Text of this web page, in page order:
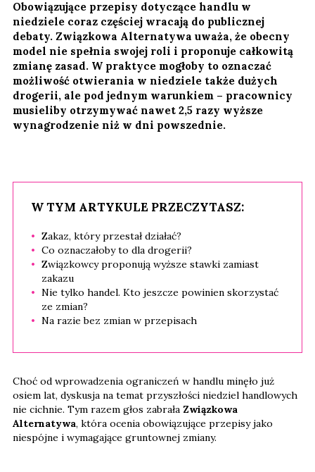
Obowiązujące przepisy dotyczące handlu w
niedziele coraz częściej wracają do publicznej
debaty. Związkowa Alternatywa uważa, że obecny
model nie spełnia swojej roli i proponuje całkowitą
zmianę zasad. W praktyce mogłoby to oznaczać
możliwość otwierania w niedziele także dużych
drogerii, ale pod jednym warunkiem – pracownicy
musieliby otrzymywać nawet 2,5 razy wyższe
wynagrodzenie niż w dni powszednie.
W TYM ARTYKULE PRZECZYTASZ:
Zakaz, który przestał działać?
Co oznaczałoby to dla drogerii?
Związkowcy proponują wyższe stawki zamiast
zakazu
Nie tylko handel. Kto jeszcze powinien skorzystać
ze zmian?
Na razie bez zmian w przepisach
Choć od wprowadzenia ograniczeń w handlu minęło już
osiem lat, dyskusja na temat przyszłości niedziel handlowych
nie cichnie. Tym razem głos zabrała Związkowa
Alternatywa, która ocenia obowiązujące przepisy jako
niespójne i wymagające gruntownej zmiany.